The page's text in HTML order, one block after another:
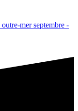
mer septembre -